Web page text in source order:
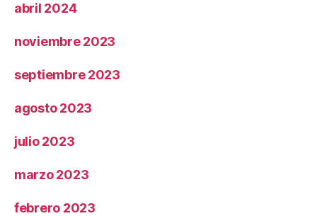
abril 2024
noviembre 2023
septiembre 2023
agosto 2023
julio 2023
marzo 2023
febrero 2023